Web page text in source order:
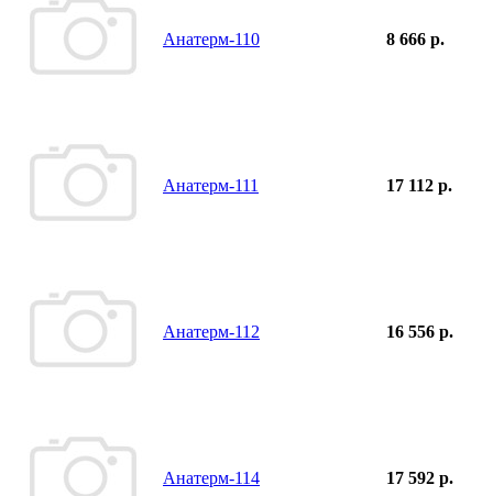
Анатерм-110 8 666 р.
Анатерм-111 17 112 р.
Анатерм-112 16 556 р.
Анатерм-114 17 592 р.